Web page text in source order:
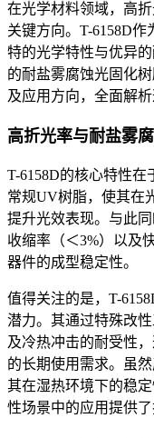
在光学材料领域，高
关键方向。 T-6158D作
特的光学特性与优异
的耐盐雾腐蚀光固化
及应用方向，全面解
高折光率与耐盐雾
T-6158D的核心特性在
常规UV树脂，使其在
提升光效表现。与此
收缩率（＜3%）以及
器件的成型稳定性。
值得关注的是，T-
潜力。其通过特殊改
及冷热冲击的耐受性
的长期使用需求。虽
其在湿热环境下的稳
性场景中的应用提供了